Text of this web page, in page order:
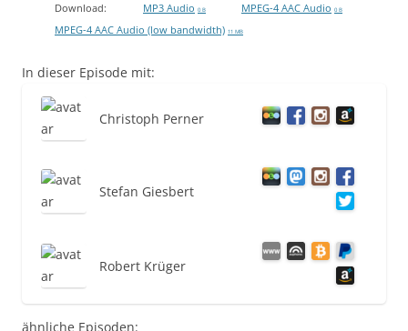
Download: MP3 Audio 0 B MPEG-4 AAC Audio 0 B
MPEG-4 AAC Audio (low bandwidth) 11 MB
In dieser Episode mit:
Christoph Perner
Stefan Giesbert
Robert Krüger
ähnliche Episoden: